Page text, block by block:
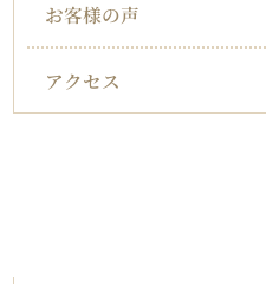
お客様の声
アクセス